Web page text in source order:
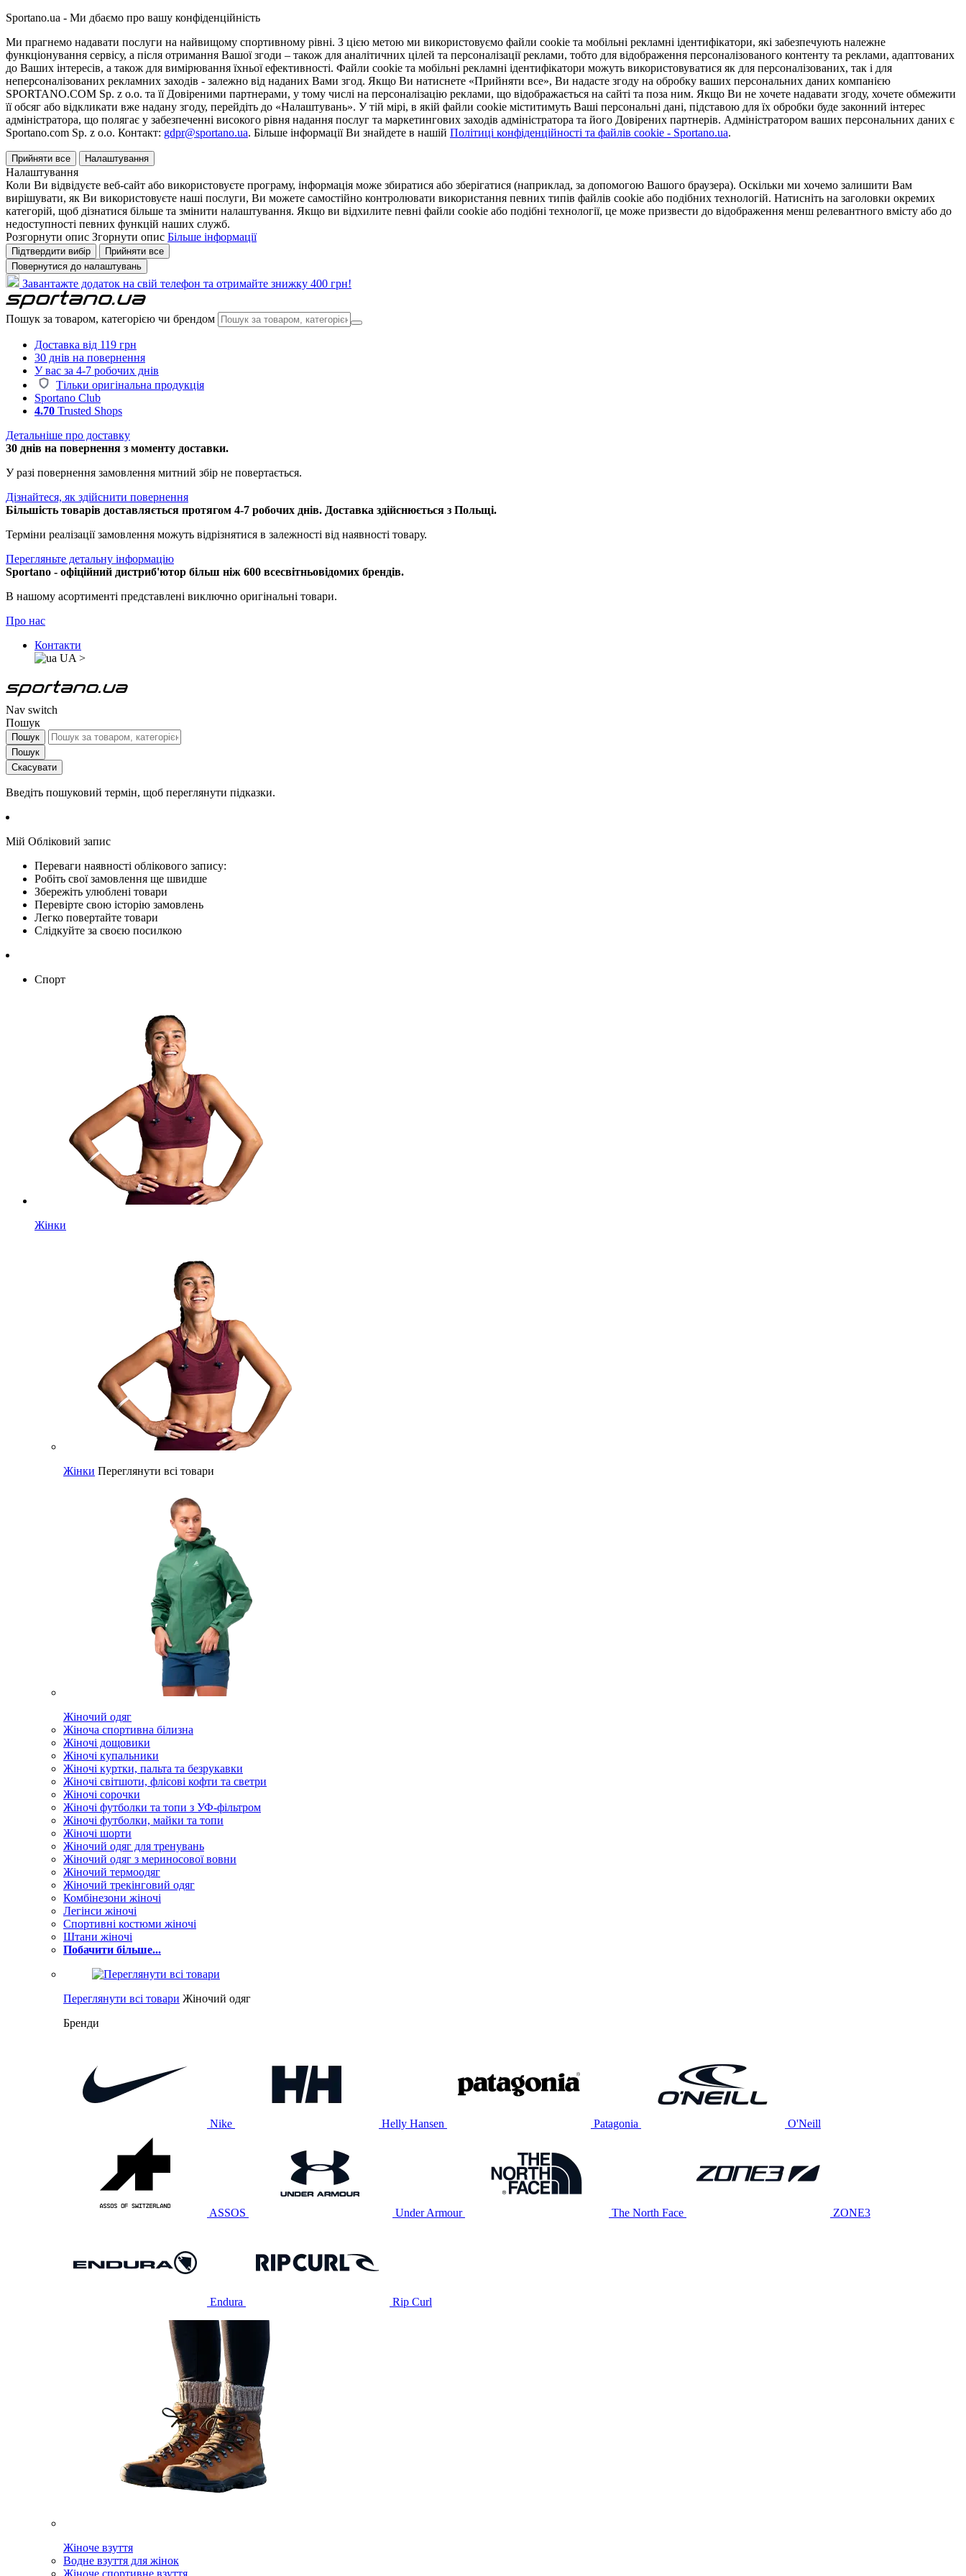
Sportano.ua - Ми дбаємо про вашу конфіденційність
Ми прагнемо надавати послуги на найвищому спортивному рівні. З цією метою ми використовуємо файли cookie та мобільні рекламні ідентифікатори, які забезпечують належне
функціонування сервісу, а після отримання Вашої згоди – також для аналітичних цілей та персоналізації реклами, тобто для відображення персоналізованого контенту та реклами, адаптованих
до Ваших інтересів, а також для вимірювання їхньої ефективності. Файли cookie та мобільні рекламні ідентифікатори можуть використовуватися як для персоналізованих, так і для
неперсоналізованих рекламних заходів - залежно від наданих Вами згод. Якщо Ви натиснете «Прийняти все», Ви надасте згоду на обробку ваших персональних даних компанією
SPORTANO.COM Sp. z o.o. та її Довіреними партнерами, у тому числі на персоналізацію реклами, що відображається на сайті та поза ним. Якщо Ви не хочете надавати згоду, хочете обмежити
її обсяг або відкликати вже надану згоду, перейдіть до «Налаштувань». У тій мірі, в якій файли cookie міститимуть Ваші персональні дані, підставою для їх обробки буде законний інтерес
адміністратора, що полягає у забезпеченні високого рівня надання послуг та маркетингових заходів адміністратора та його Довірених партнерів. Адміністратором ваших персональних даних є
Sportano.com Sp. z o.o. Контакт: gdpr@sportano.ua. Більше інформації Ви знайдете в нашій Політиці конфіденційності та файлів cookie - Sportano.ua.
Прийняти все Налаштування
Налаштування
Коли Ви відвідуєте веб-сайт або використовуєте програму, інформація може збиратися або зберігатися (наприклад, за допомогою Вашого браузера). Оскільки ми хочемо залишити Вам
вирішувати, як Ви використовуєте наші послуги, Ви можете самостійно контролювати використання певних типів файлів cookie або подібних технологій. Натисніть на заголовки окремих
категорій, щоб дізнатися більше та змінити налаштування. Якщо ви відхилите певні файли cookie або подібні технології, це може призвести до відображення менш релевантного вмісту або до
недоступності певних функцій наших служб.
Розгорнути опис Згорнути опис Більше інформації
Підтвердити вибір
Прийняти все
Повернутися до налаштувань
Завантажте додаток на свій телефон та отримайте знижку 400 грн!
Пошук за товаром, категорією чи брендом
Доставка від 119 грн
30 днів на повернення
У вас за 4-7 робочих днів
Тільки оригінальна продукція
Sportano Club
4.70 Trusted Shops
Детальніше про доставку
30 днів на повернення з моменту доставки.
У разі повернення замовлення митний збір не повертається.
Дізнайтеся, як здійснити повернення
Більшість товарів доставляється протягом 4-7 робочих днів. Доставка здійснюється з Польщі.
Терміни реалізації замовлення можуть відрізнятися в залежності від наявності товару.
Перегляньте детальну інформацію
Sportano - офіційний дистриб'ютор більш ніж 600 всесвітньовідомих брендів.
В нашому асортименті представлені виключно оригінальні товари.
Про нас
Контакти
UA >
Nav switch
Пошук
Пошук
Пошук
Скасувати
Введіть пошуковий термін, щоб переглянути підказки.
Мій Обліковий запис
Переваги наявності облікового запису:
Робіть свої замовлення ще швидше
Збережіть улюблені товари
Перевірте свою історію замовлень
Легко повертайте товари
Слідкуйте за своєю посилкою
Спорт
Жінки
Жінки Переглянути всі товари
Жіночий одяг
Жіноча спортивна білизна
Жіночі дощовики
Жіночі купальники
Жіночі куртки, пальта та безрукавки
Жіночі світшоти, флісові кофти та светри
Жіночі сорочки
Жіночі футболки та топи з УФ-фільтром
Жіночі футболки, майки та топи
Жіночі шорти
Жіночий одяг для тренувань
Жіночий одяг з мериносової вовни
Жіночий термоодяг
Жіночий трекінговий одяг
Комбінезони жіночі
Легінси жіночі
Спортивні костюми жіночі
Штани жіночі
Побачити більше...
Переглянути всі товари Жіночий одяг
Бренди
Nike Helly Hansen Patagonia O'Neill
ASSOS Under Armour The North Face ZONE3
Endura Rip Curl
Жіноче взуття
Водне взуття для жінок
Жіноче спортивне взуття